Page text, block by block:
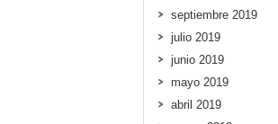
septiembre 2019
julio 2019
junio 2019
mayo 2019
abril 2019